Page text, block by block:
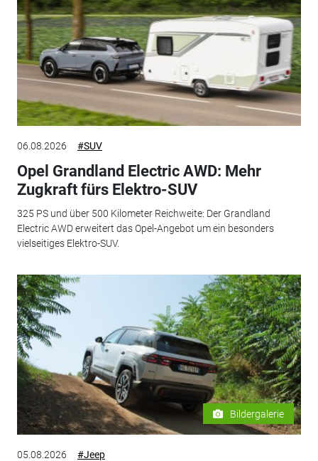
06.08.2026 #SUV
Opel Grandland Electric AWD: Mehr
Zugkraft fürs Elektro-SUV
325 PS und über 500 Kilometer Reichweite: Der Grandland
Electric AWD erweitert das Opel-Angebot um ein besonders
vielseitiges Elektro-SUV.
Bildergalerie
05.08.2026 #Jeep